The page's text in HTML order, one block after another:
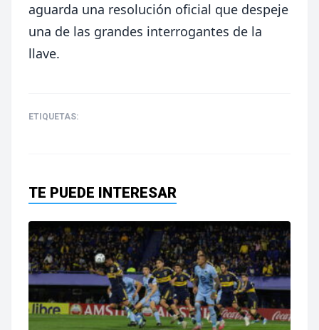
aguarda una resolución oficial que despeje
una de las grandes interrogantes de la
llave.
ETIQUETAS:
TE PUEDE INTERESAR